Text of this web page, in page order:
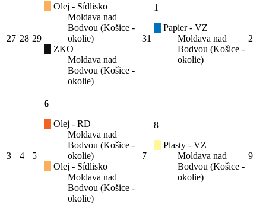
27 28 29
Olej - Sídlisko
Moldava nad
Bodvou (Košice -
okolie)
ZKO
Moldava nad
Bodvou (Košice -
okolie)
31
1
Papier - VZ
Moldava nad
Bodvou (Košice -
okolie)
2
3 4 5
6
Olej - RD
Moldava nad
Bodvou (Košice -
okolie)
Olej - Sídlisko
Moldava nad
Bodvou (Košice -
okolie)
7
8
Plasty - VZ
Moldava nad
Bodvou (Košice -
okolie)
9